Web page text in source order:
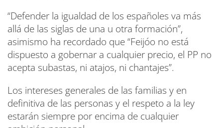
“Defender la igualdad de los españoles va más
allá de las siglas de una u otra formación”,
asimismo ha recordado que “Feijóo no está
dispuesto a gobernar a cualquier precio, el PP no
acepta subastas, ni atajos, ni chantajes”.
Los intereses generales de las familias y en
definitiva de las personas y el respeto a la ley
estarán siempre por encima de cualquier